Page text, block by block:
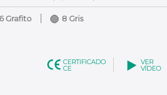
6 Grafito 8 Gris